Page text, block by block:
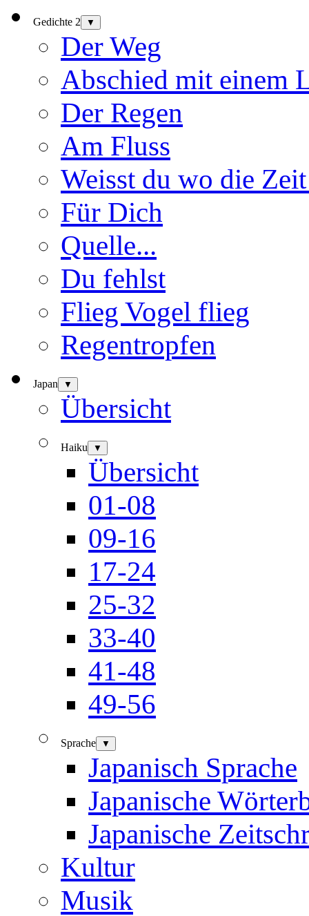
Gedichte 2 ▼
Der Weg
Abschied mit einem
Der Regen
Am Fluss
Weisst du wo die
Für Dich
Quelle...
Du fehlst
Flieg Vogel flieg
Regentropfen
Japan ▼
Übersicht
Haiku ▼
Übersicht
01-08
09-16
17-24
25-32
33-40
41-48
49-56
Sprache ▼
Japanisch Sprache
Japanische
Japanische
Kultur
Musik